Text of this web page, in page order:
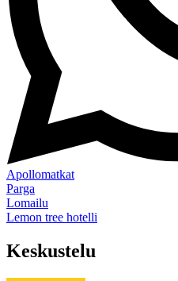
Apollomatkat
Parga
Lomailu
Lemon tree hotelli
Keskustelu